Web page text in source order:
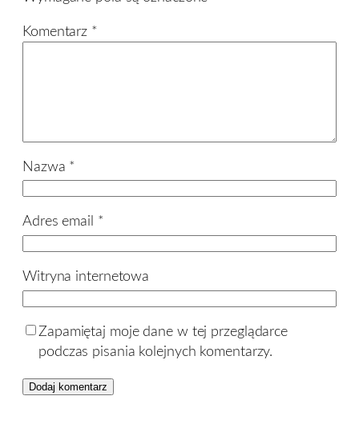
Komentarz *
Nazwa *
Adres email *
Witryna internetowa
Zapamiętaj moje dane w tej przeglądarce
podczas pisania kolejnych komentarzy.